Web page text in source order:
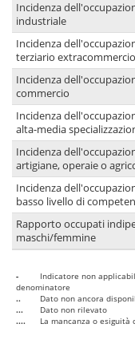
Incidenza
industriale
Incidenza
terziario extracommercio
Incidenza
commercio
Incidenza
alta-media
Incidenza
artigiane, operaie o
Incidenza
basso livello di
Rapporto occupati
maschi/femmine
-
Indicatore non
denominatore
..
Dato non ancora
...
Dato non rilevato
....
La mancanza o